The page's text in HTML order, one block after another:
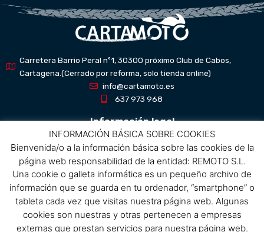
Carretera Barrio Peral nº1, 30300 próximo Club de Cabos,
Cartagena.(Cerrado por reforma, solo tienda online)
info@cartamoto.es
637 973 968
Información legal
Aviso Legal
Política de privacidad
Política de protección de datos
Política de cookies
Condiciones de compra
INFORMACIÓN BÁSICA SOBRE COOKIES
Bienvenida/o a la información básica sobre las cookies de la
página web responsabilidad de la entidad: REMOTO S.L.
Una cookie o galleta informática es un pequeño archivo de
información que se guarda en tu ordenador, “smartphone” o
tableta cada vez que visitas nuestra página web. Algunas
cookies son nuestras y otras pertenecen a empresas
externas que prestan servicios para nuestra página web.